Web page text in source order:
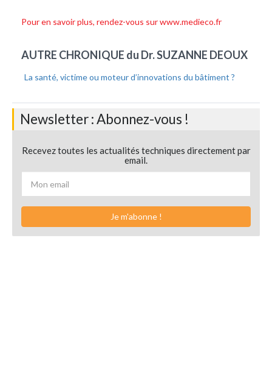
Pour en savoir plus, rendez-vous sur www.medieco.fr
AUTRE CHRONIQUE du Dr. SUZANNE DEOUX
La santé, victime ou moteur d’innovations du bâtiment ?
Newsletter : Abonnez-vous !
Recevez toutes les actualités techniques directement par
email.
Je m'abonne !